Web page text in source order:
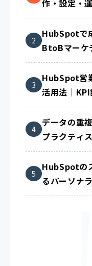
作・設定・
HubSpotで
BtoBマーケ
HubSpot営
活用法｜
データの重
プラクティ
法
HubSpotの
るパーソナ
活用術